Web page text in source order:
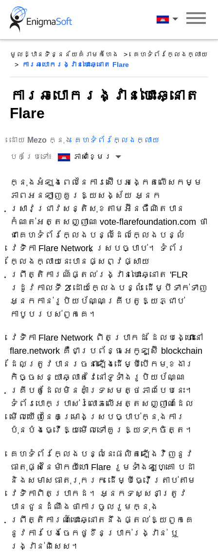
Skip
content
ភាសាខ្មែរ
មូលដ្ឋានទិន្នន័យគំរាមកំហែង
គេហទំព័រក្លែងក្លាយ
ការឆបោករង្វាន់បោះឆ្នោត Flare
ការឆបោករង្វាន់បោះឆ្នោត
Flare
ដោយ Mezo ក្នុង គេហទំព័រក្លែងក្លាយ
បកប្រែទៅ៖
ភាសាខ្មែរ
ក្នុងអំឡុងពេលនៃការស៊ើបអង្កេតលើសកម្ម
ភាពអនឡាញគួរឱ្យសង្ស័យ អ្នក
ស្រាវជ្រាវសន្តិសុខតាមអ៊ីនធឺណិតបាន
កំណត់អត្តសញ្ញាណ vote-flarefoundation.com ថា
ជាគេហទំព័រក្លែងបន្លំដែលក្លែងបន្លំ
វេទិកា Flare Network ស្របច្បាប់។ ទំព័រ
ក្លែងក្លាយនេះបានផ្សព្វផ្សាយ
ព្រឹត្តិការណ៍ផ្តល់រង្វាន់បោះឆ្នោត 'FLR
រដូវកាលទី 2' ដោយក្លែងបន្លំ ដើម្បីទាក់ទាញ
អ្នកកាន់រូបិយប័ណ្ណគ្រីបតូឱ្យភ្ជាប់
កាបូបរបស់ពួកគេ។
វេទិកា Flare Network ពិតប្រាកដ ដែលបង្ហោះនៅ
flare.network គឺជាប្រព័ន្ធអេកូឡូស៊ី blockchain
ដែលត្រូវបានរចនាឡើងដើម្បីបើកមុខងារ
កិច្ចសន្យាឆ្លាតវៃនៅទូទាំងរូបិយប័ណ្ណ
គ្រីបតូដែលមិនគាំទ្រសមត្ថភាពបែបនេះ។
ទំព័របោកប្រាស់រំលោភលើអត្តសញ្ញាណដែល
មើលឃើញនៃគម្រោងស្របច្បាប់ក្នុងការ
ប៉ុនប៉ងធ្វើឱ្យមើលទៅគួរឱ្យទុកចិត្ត។
គេហទំព័រក្លែងបន្លំនេះផលិតឡើងវិញនូវ
ធាតុផ្សំនៃម៉ាកយីហោ Flare រួមទាំងឡូហ្គោ បដា
និងសមាសធាតុរុករក ដើម្បីធ្វើត្រាប់តាម
វេទិកាពិតប្រាកដ។ អ្នកទស្សនាត្រូវ
បានជូនដំណឹងថាការចូលរួមក្នុង
ព្រឹត្តិការណ៍បោះឆ្នោតនឹងផ្តល់ឱ្យពួកគេ
នូវការបែងចែកថូខឹនប្រាក់រង្វាន់ ឬ
រង្វាន់ពិសេស។